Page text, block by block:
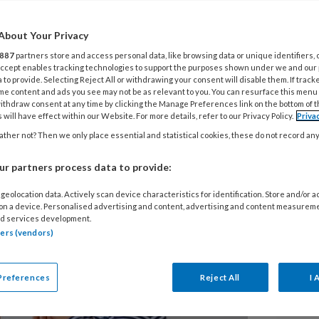
zo'n drie keer per week naar de
opeens heel erg zwaar hebben met
in de ochtend. Natuurlijk ken je
wat als niets lijkt te helpen?
paar verrassende, specifieke tips.
Your Privacy
887 partners store and access personal data, like browsing data or unique identifiers,
enables tracking technologies to support the purposes shown under we and
to provide. Selecting Reject All or withdrawing your consent will disable them. If
content and ads you see may not be as relevant to you. You can resurface this
consent at any time by clicking the Manage Preferences link on the bottom of
will have effect within our Website. For more details, refer to our Privacy Policy.
not? Then we only place essential and statistical cookies, these do not record
partners process data to provide:
data. Actively scan device characteristics for identification. Store and/or
a device. Personalised advertising and content, advertising and content
services development.
(vendors)
Reject All I